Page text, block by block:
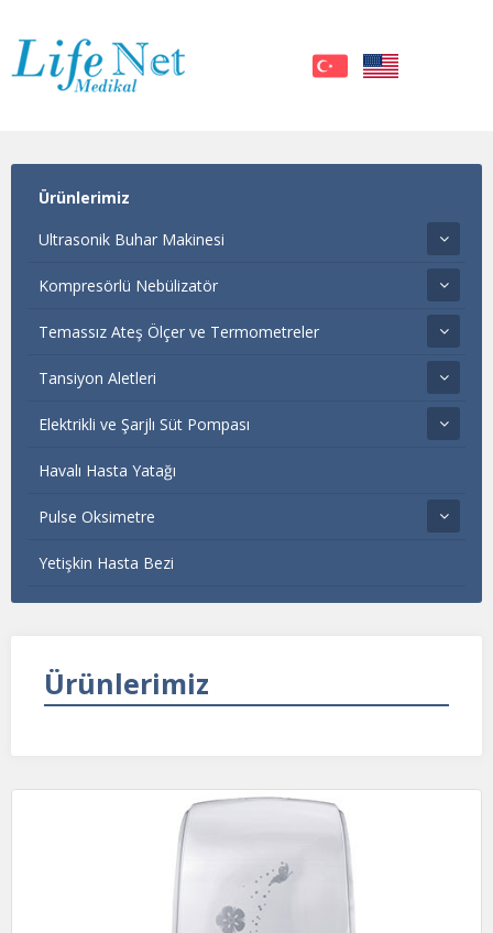
Ürünlerimiz
Ultrasonik Buhar Makinesi
Kompresörlü Nebülizatör
Temassız Ateş Ölçer ve Termometreler
Tansiyon Aletleri
Elektrikli ve Şarjlı Süt Pompası
Havalı Hasta Yatağı
Pulse Oksimetre
Yetişkin Hasta Bezi
Ürünlerimiz